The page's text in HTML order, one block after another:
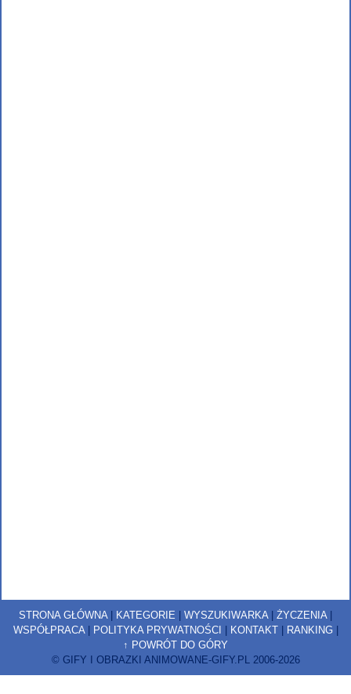
STRONA GŁÓWNA | KATEGORIE | WYSZUKIWARKA | ŻYCZENIA |
WSPÓŁPRACA| POLITYKA PRYWATNOŚCI | KONTAKT| RANKING|
↑ POWRÓT DO GÓRY
© GIFY I OBRAZKI ANIMOWANE-GIFY.PL 2006-2026